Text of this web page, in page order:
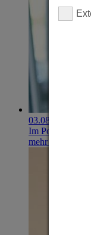
03.08.2026
Im Portfolio:
mehr erfahren